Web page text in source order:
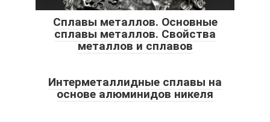
Сплавы металлов. Основные
сплавы металлов. Свойства
металлов и сплавов
Интерметаллидные сплавы на
основе алюминидов никеля